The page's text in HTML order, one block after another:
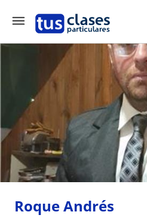
Roque Andrés